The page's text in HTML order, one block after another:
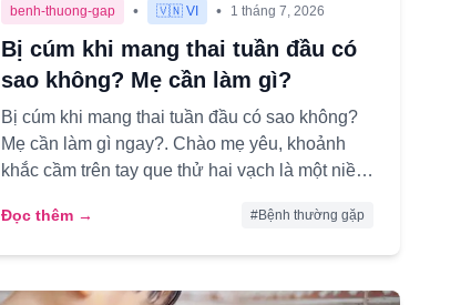
benh-thuong-gap • 🇻🇳 VI • 1 tháng 7, 2026
Bị cúm khi mang thai tuần đầu có
sao không? Mẹ cần làm gì?
Bị cúm khi mang thai tuần đầu có sao không?
Mẹ cần làm gì ngay?. Chào mẹ yêu, khoảnh
khắc cầm trên tay que thử hai vạch là một niềm
Đọc thêm → #Bệnh thường gặp